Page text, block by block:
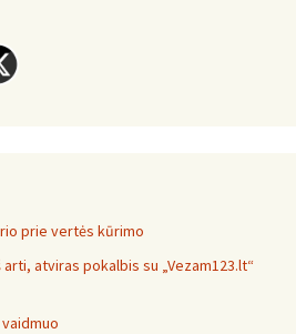
prie vertės kūrimo
atviras pokalbis su „Vezam123.lt“